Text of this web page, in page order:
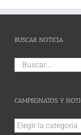
BUSCAR NOTICIA
Buscar:
CAMPEONATOS Y
Campeonatos
y